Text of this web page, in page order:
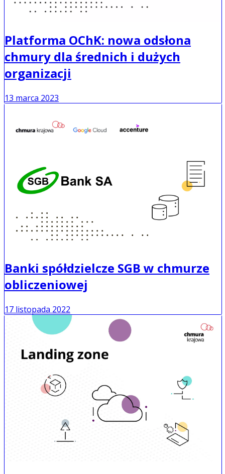
Platforma OChK: nowa odsłona
chmury dla średnich i dużych
organizacji
13 marca 2023
Banki spółdzielcze SGB w chmurze
obliczeniowej
17 listopada 2022